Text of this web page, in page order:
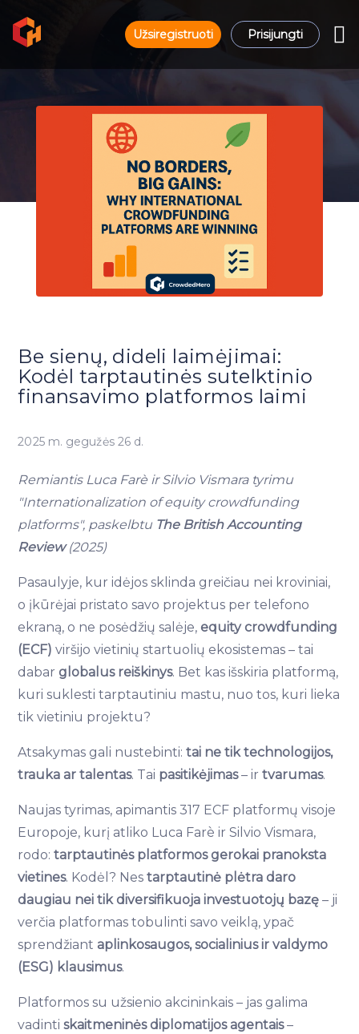
Užsiregistruoti Prisijungti
Be sienų, dideli laimėjimai:
Kodėl tarptautinės sutelktinio
finansavimo platformos laimi
2025 m. gegužės 26 d.
Remiantis Luca Farè ir Silvio Vismara tyrimu
"Internationalization of equity crowdfunding
platforms", paskelbtu The British Accounting
Review(2025)
Pasaulyje, kur idėjos sklinda greičiau nei kroviniai,
o įkūrėjai pristato savo projektus per telefono
ekraną, o ne posėdžių salėje, equity crowdfunding
(ECF) viršijo vietinių startuolių ekosistemas – tai
dabar globalus reiškinys. Bet kas išskiria platformą,
kuri suklesti tarptautiniu mastu, nuo tos, kuri lieka
tik vietiniu projektu?
Atsakymas gali nustebinti:tai ne tik technologijos,
trauka ar talentas. Tai pasitikėjimas– irtvarumas.
Naujas tyrimas, apimantis 317 ECF platformų visoje
Europoje, kurį atliko Luca Farè ir Silvio Vismara,
rodo:tarptautinės platformos gerokai pranoksta
vietines. Kodėl? Nestarptautinė plėtra daro
daugiau nei tik diversifikuoja investuotojų bazę – ji
verčia platformas tobulinti savo veiklą, ypač
sprendžiant aplinkosaugos, socialinius ir valdymo
(ESG) klausimus.
Platformos su užsienio akcininkais – jas galima
vadintiskaitmeninės diplomatijos agentais–